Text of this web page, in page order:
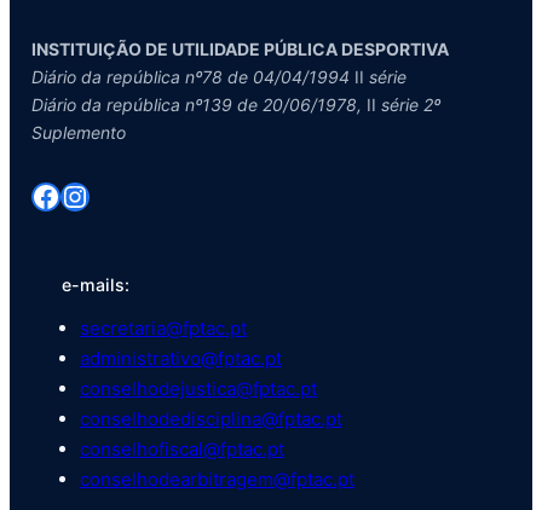
INSTITUIÇÃO DE UTILIDADE PÚBLICA DESPORTIVA
Diário da república nº78 de 04/04/1994 II série
Diário da república nº139 de 20/06/1978, II série 2º
Suplemento
Facebook Instagram
e-mails:
secretaria@fptac.pt
administrativo@fptac.pt
conselhodejustica@fptac.pt
conselhodedisciplina@fptac.pt
conselhofiscal@fptac.pt
conselhodearbitragem@fptac.pt